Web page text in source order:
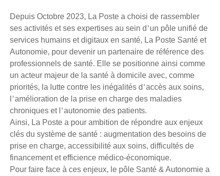
Depuis Octobre 2023, La Poste a choisi de rassembler
ses activités et ses expertises au sein d ‘ un pôle unifié de
services humains et digitaux en santé, La Poste Santé et
Autonomie, pour devenir un partenaire de référence des
professionnels de santé. Elle se positionne ainsi comme
un acteur majeur de la santé à domicile avec, comme
priorités, la lutte contre les inégalités d ‘ accès aux soins,
l ‘ amélioration de la prise en charge des maladies
chroniques et l ‘ autonomie des patients.
Ainsi, La Poste a pour ambition de répondre aux enjeux
clés du système de santé : augmentation des besoins de
prise en charge, accessibilité aux soins, difficultés de
financement et efficience médico-économique.
Pour faire face à ces enjeux, le pôle Santé & Autonomie a